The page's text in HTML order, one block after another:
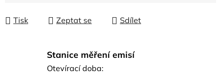
Tisk Zeptat se Sdílet
Stanice měření emisí
Otevírací doba: